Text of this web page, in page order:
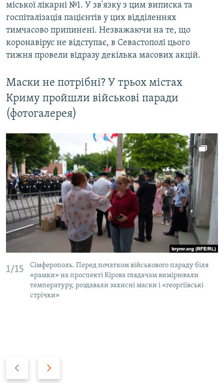
міської лікарні №1. У зв'язку з цим виписка та
госпіталізація пацієнтів у цих відділеннях
тимчасово припинені. Незважаючи на те, що
коронавірус не відступає, в Севастополі цього
тижня провели відразу декілька масових акцій.
Маски не потрібні? У трьох містах
Криму пройшли військові паради
(фотогалерея)
1/15
Сімферополь. Перед початком військового параду біля
«рамки» на проспекті Кірова глядачам вимірювали
температуру, роздавали захисні маски і «георгіївські
стрічки»